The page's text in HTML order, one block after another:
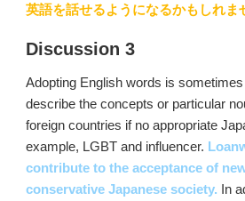
英語を話せるようになるかもしれま
Discussion 3
Adopting English words is
describe the concepts or particular
foreign countries if no appropriate
example, LGBT and influencer.
contribute to the acceptance of
conservative Japanese society. In